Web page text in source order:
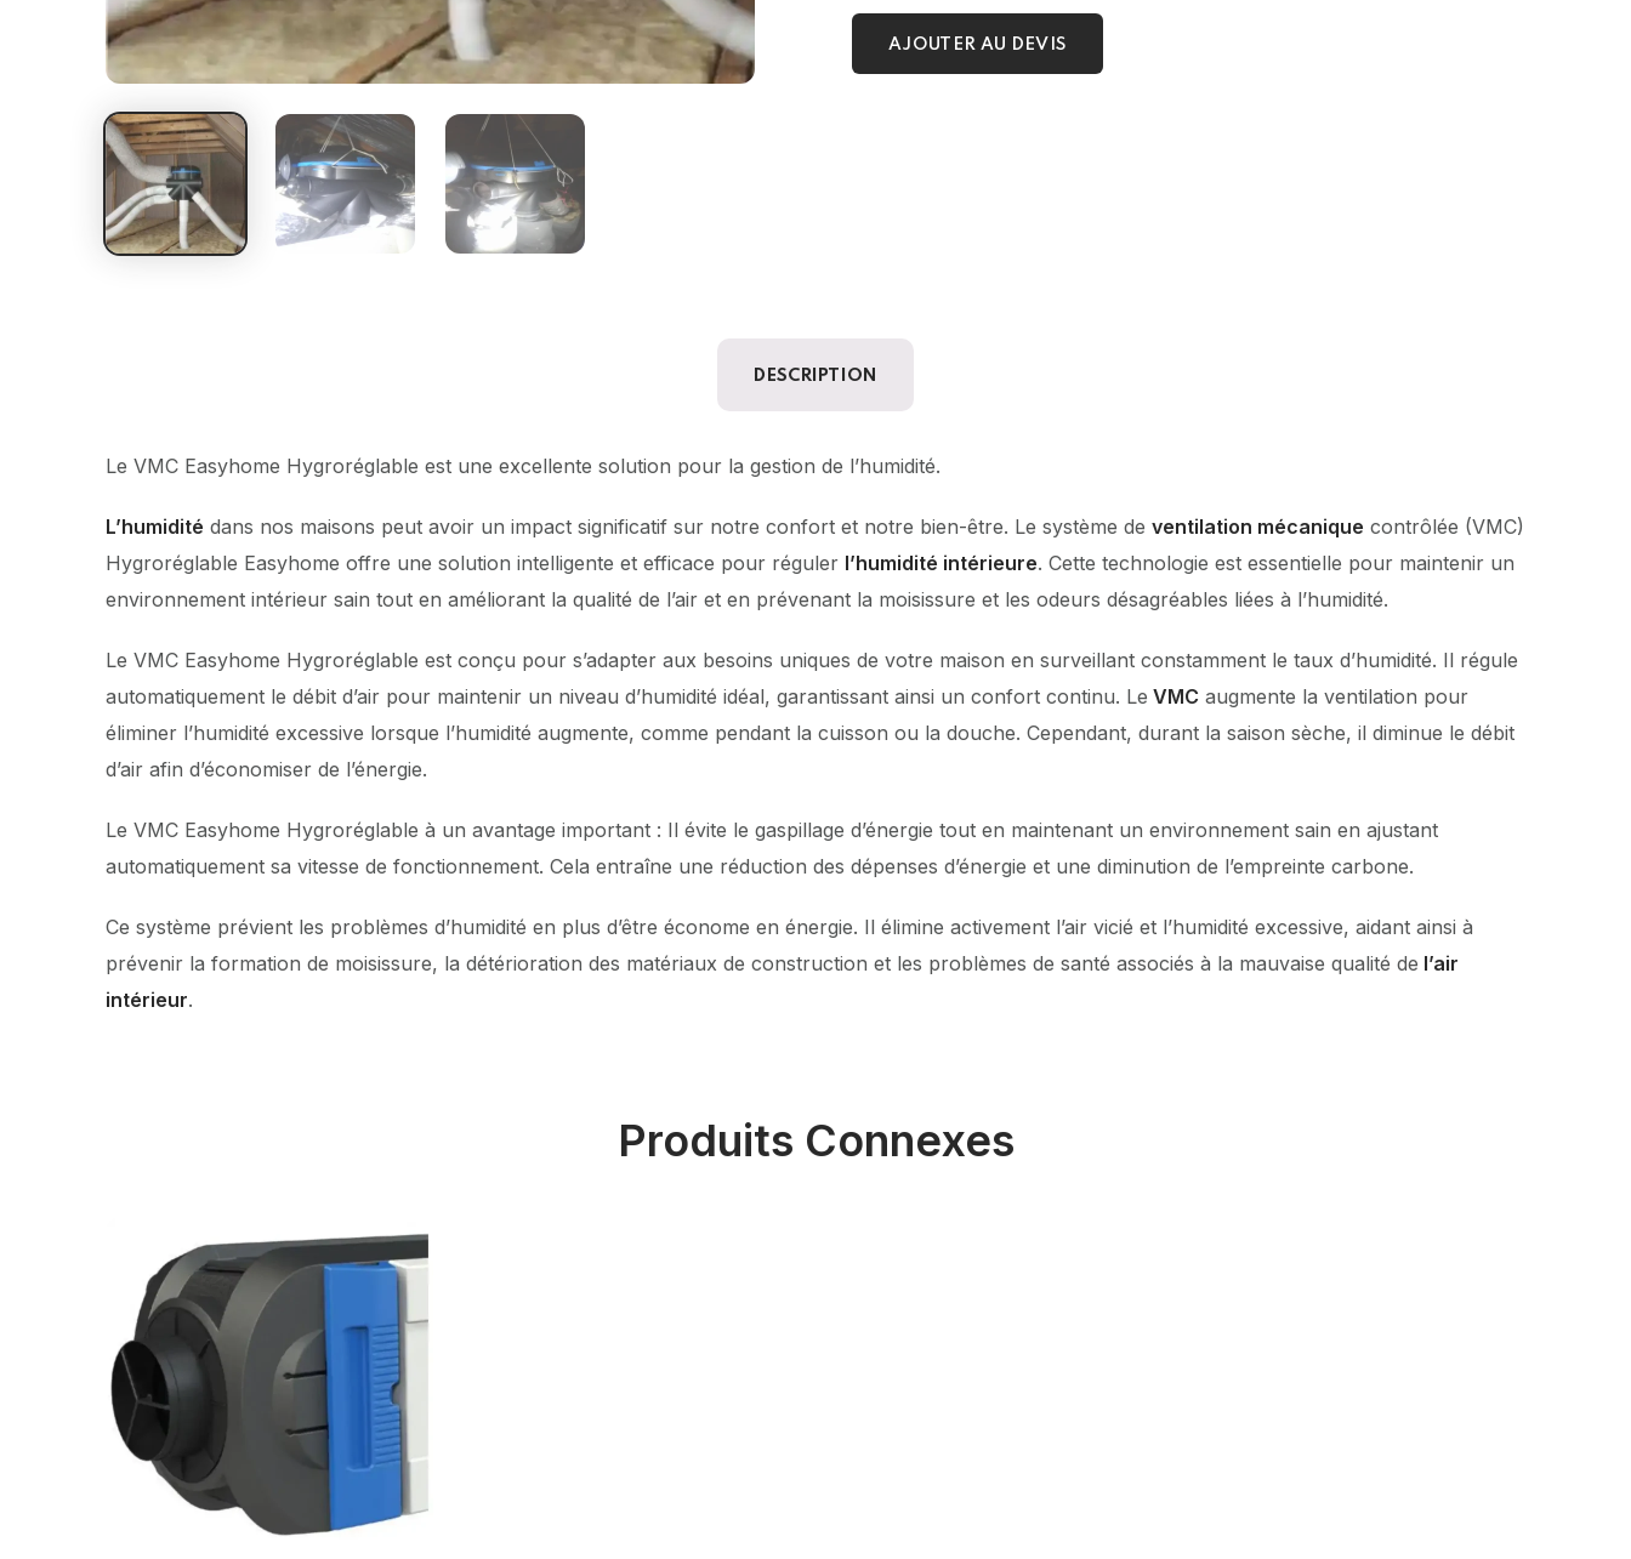
AJOUTER AU DEVIS
DESCRIPTION
Le VMC Easyhome Hygroréglable est une excellente solution pour la gestion de l’humidité.
L’humidité dans nos maisons peut avoir un impact significatif sur notre confort et notre bien-être. Le système de ventilation mécanique contrôlée (VMC)
Hygroréglable Easyhome offre une solution intelligente et efficace pour réguler l’humidité intérieure. Cette technologie est essentielle pour maintenir un
environnement intérieur sain tout en améliorant la qualité de l’air et en prévenant la moisissure et les odeurs désagréables liées à l’humidité.
Le VMC Easyhome Hygroréglable est conçu pour s’adapter aux besoins uniques de votre maison en surveillant constamment le taux d’humidité. Il régule
automatiquement le débit d’air pour maintenir un niveau d’humidité idéal, garantissant ainsi un confort continu. Le VMC augmente la ventilation pour
éliminer l’humidité excessive lorsque l’humidité augmente, comme pendant la cuisson ou la douche. Cependant, durant la saison sèche, il diminue le débit
d’air afin d’économiser de l’énergie.
Le VMC Easyhome Hygroréglable à un avantage important : Il évite le gaspillage d’énergie tout en maintenant un environnement sain en ajustant
automatiquement sa vitesse de fonctionnement. Cela entraîne une réduction des dépenses d’énergie et une diminution de l’empreinte carbone.
Ce système prévient les problèmes d’humidité en plus d’être économe en énergie. Il élimine activement l’air vicié et l’humidité excessive, aidant ainsi à
prévenir la formation de moisissure, la détérioration des matériaux de construction et les problèmes de santé associés à la mauvaise qualité de l’air
intérieur.
Produits Connexes